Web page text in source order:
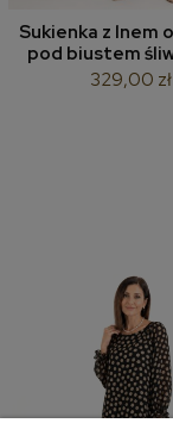
Sukienka z lnem
pod biustem
329,00 zł